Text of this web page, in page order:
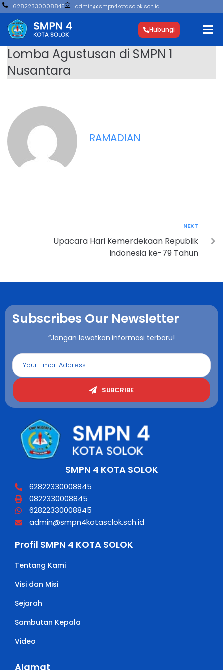
62822330008845 admin@smpn4kotasolok.sch.id
Hubungi
Lomba Agustusan di SMPN 1
Nusantara
RAMADIAN
NEXT
Upacara Hari Kemerdekaan Republik
Indonesia ke-79 Tahun
Subscribes Our Newsletter
“Jangan lewatkan informasi terbaru!
SUBCRIBE
SMPN 4 KOTA SOLOK
62822330008845
0822330008845
62822330008845
admin@smpn4kotasolok.sch.id
Profil SMPN 4 KOTA SOLOK
Tentang Kami
Visi dan Misi
Sejarah
Sambutan Kepala
Video
Alamat